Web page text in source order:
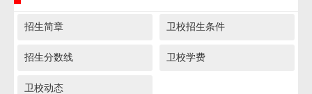
招生简章 卫校招生条件
招生分数线 卫校学费
卫校动态